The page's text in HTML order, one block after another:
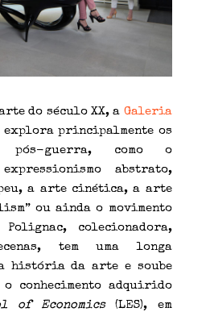
do século XX, a Galeria
explora principalmente os
pós-guerra, como o
abstrato,
a arte cinética, a arte
ou ainda o movimento
Polignac, colecionadora,
tem uma longa
história da arte e soube
conhecimento adquirido
of Economics(LES), em